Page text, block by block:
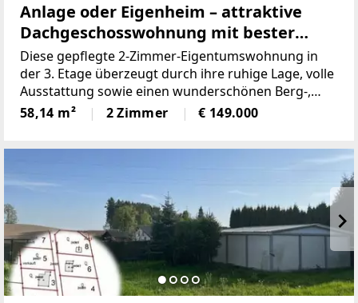
Anlage oder Eigenheim – attraktive
Dachgeschosswohnung mit bester
Wohnqualität in Mauthausen!
Diese gepflegte 2-Zimmer-Eigentumswohnung in
der 3. Etage überzeugt durch ihre ruhige Lage, volle
Ausstattung sowie einen wunderschönen Berg-,
Fern- und Grünblick. Mit einer Wohnfläche von ca.
58,14 m² und einem sonnigen Südwestbalkon bietet
58,14 m² 2 Zimmer € 149.000